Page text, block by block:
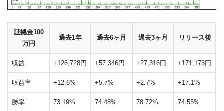
証拠金100
万円
過去1年 過去6ヶ月 過去3ヶ月 リリース後
収益 +126,728円 +57,346円 +27,316円 +171,173円
収益率 +12.6% +5.7% +2.7% +17.1%
勝率 73.19% 74.48% 78.72% 74.55%